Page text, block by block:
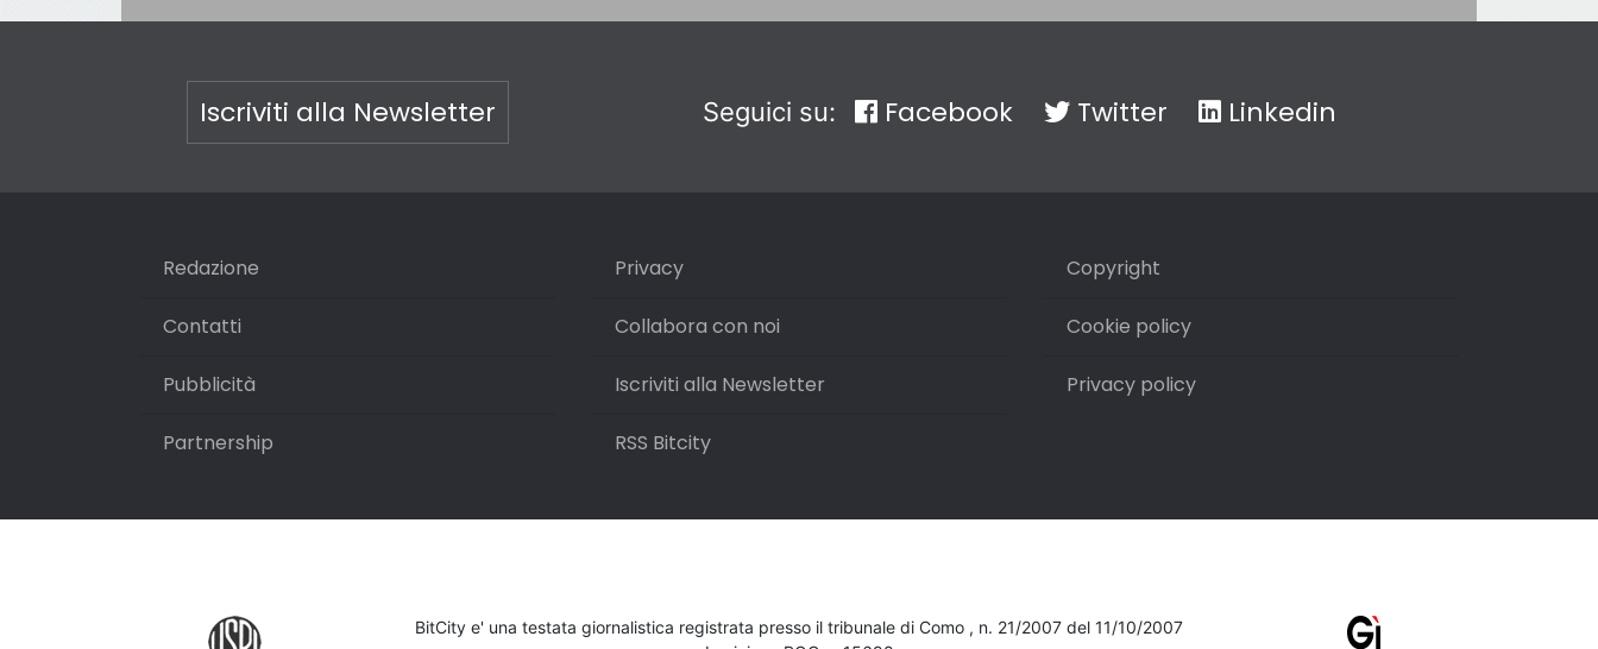
Iscriviti alla Newsletter Seguici su: Facebook Twitter Linkedin
Redazione
Contatti
Pubblicità
Partnership
Privacy
Collabora con noi
Iscriviti alla Newsletter
RSS Bitcity
Copyright
Cookie policy
Privacy policy
BitCity e' una testata giornalistica registrata presso il tribunale di Como , n. 21/2007 del 11/10/2007